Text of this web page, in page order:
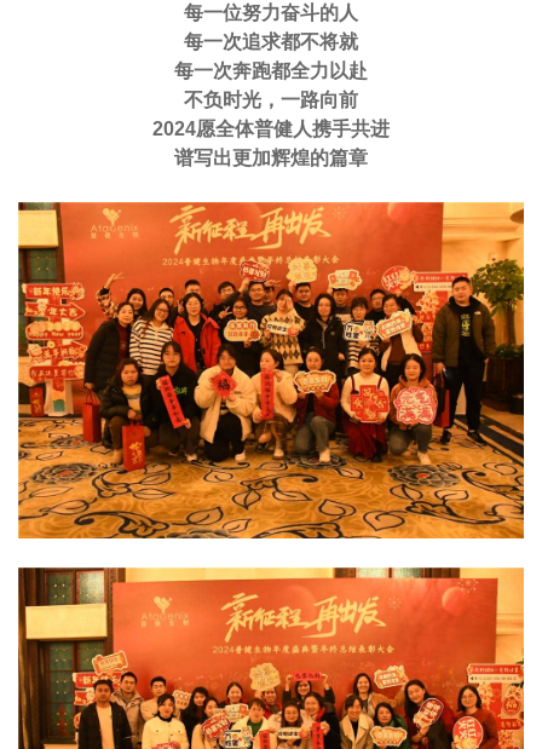
每一位努力奋斗的人
每一次追求都不将就
每一次奔跑都全力以赴
不负时光，一路向前
2024愿全体普健人携手共进
谱写出更加辉煌的篇章